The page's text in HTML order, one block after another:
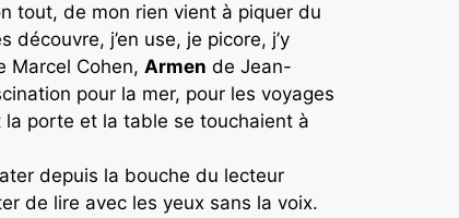
tout, de mon rien vient à piquer du
j’en use, je picore, j’y
Marcel Cohen, Armen de Jean-
pour la mer, pour les voyages
la porte et la table se touchaient à
depuis la bouche du lecteur
de lire avec les yeux sans la voix.